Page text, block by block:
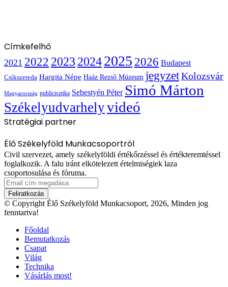
Címkefelhő
2021 2022 2023 20242025 2026 Budapest
Csíkszereda Hargita Népe Haáz Rezső Múzeum jegyzetKolozsvár
Magyarország publicisztika Sebestyén Péter Simó Márton
Székelyudvarhelyvideó
Stratégiai partner
Élő Székelyföld Munkacsoportról
Civil szervezet, amely székelyföldi értékőrzéssel és értékteremtéssel
foglalkozik. A falu iránt elkötelezett értelmiségiek laza
csoportosulása és fóruma.
Email
cím
megadása
© Copyright Élő Székelyföld Munkacsoport, 2026, Minden jog
fenntartva!
Főoldal
Bemutatkozás
Csapat
Világ
Technika
Vásárlás most!